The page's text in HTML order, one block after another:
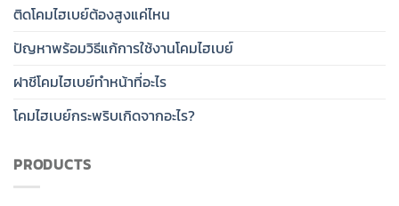
ติดโคมไฮเบย์ต้องสูงแค่ไหน
ปัญหาพร้อมวิธีแก้การใช้งานโคมไฮเบย์
ฝาชีโคมไฮเบย์ทำหน้าที่อะไร
โคมไฮเบย์กระพริบเกิดจากอะไร?
PRODUCTS